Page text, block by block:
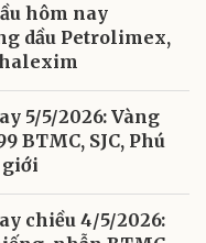
hôm nay
dầu Petrolimex,
5/5/2026: Vàng
BTMC, SJC, Phú
giới
chiều 4/5/2026: